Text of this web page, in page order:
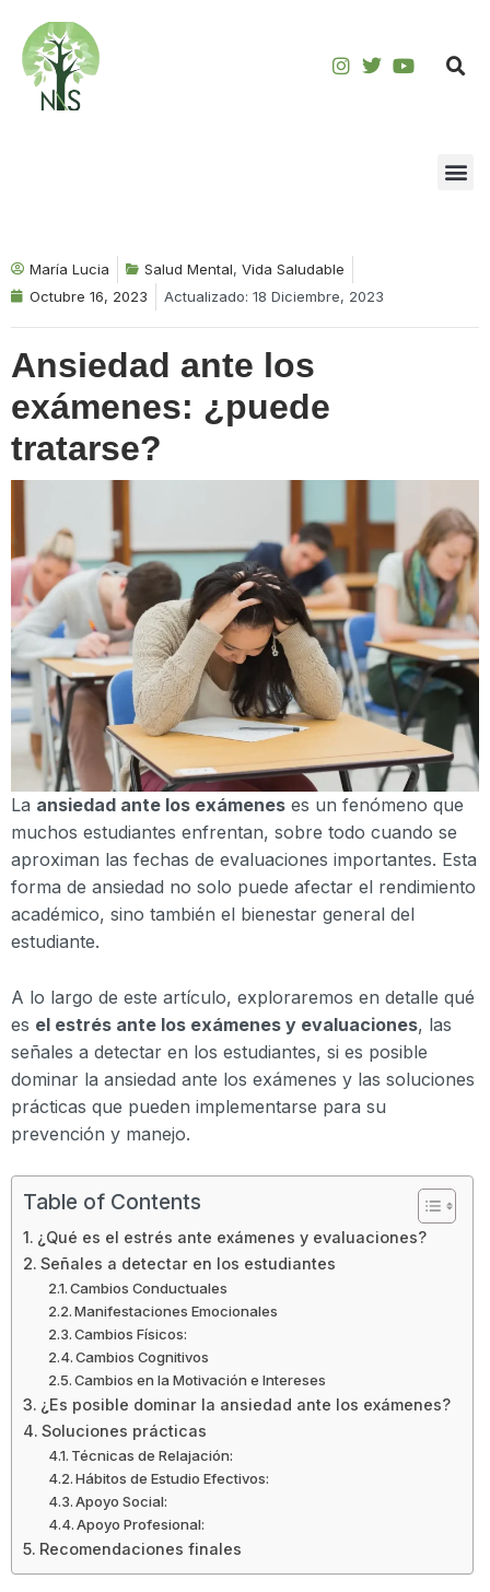
Saltar
contenido
María Lucia Salud Mental, Vida Saludable
Octubre 16, 2023
Actualizado: 18 Diciembre, 2023
Ansiedad ante los
exámenes: ¿puede
tratarse?
La ansiedad ante los exámenes es un fenómeno que
muchos estudiantes enfrentan, sobre todo cuando se
aproximan las fechas de evaluaciones importantes. Esta
forma de ansiedad no solo puede afectar el rendimiento
académico, sino también el bienestar general del
estudiante.
A lo largo de este artículo, exploraremos en detalle qué
es el estrés ante los exámenes y evaluaciones, las
señales a detectar en los estudiantes, si es posible
dominar la ansiedad ante los exámenes y las soluciones
prácticas que pueden implementarse para su
prevención y manejo.
Table of Contents
¿Qué es el estrés ante exámenes y evaluaciones?
Señales a detectar en los estudiantes
Cambios Conductuales
Manifestaciones Emocionales
Cambios Físicos:
Cambios Cognitivos
Cambios en la Motivación e Intereses
¿Es posible dominar la ansiedad ante los exámenes?
Soluciones prácticas
Técnicas de Relajación:
Hábitos de Estudio Efectivos:
Apoyo Social:
Apoyo Profesional:
Recomendaciones finales